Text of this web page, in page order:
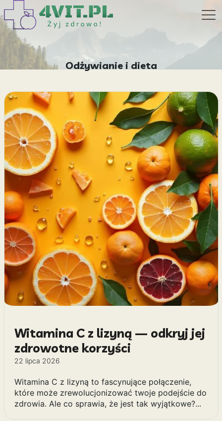
Odżywianie i dieta
Witamina C z lizyną — odkryj jej
zdrowotne korzyści
22 lipca 2026
Witamina C z lizyną to fascynujące połączenie,
które może zrewolucjonizować twoje podejście do
zdrowia. Ale co sprawia, że jest tak wyjątkowe?...